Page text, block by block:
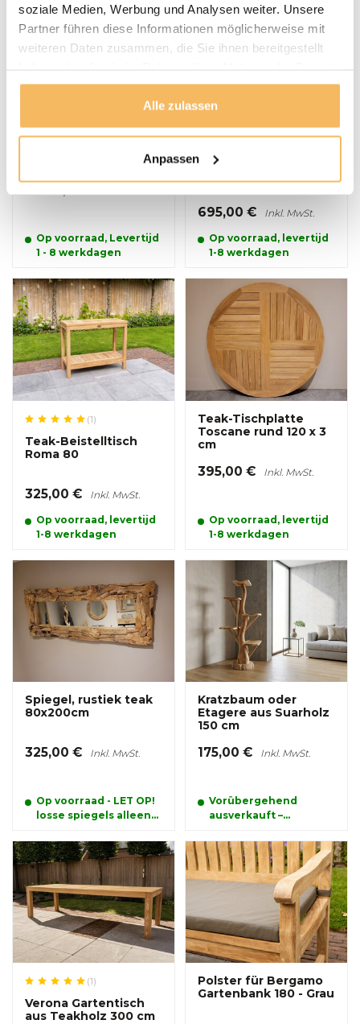
soziale Medien, Werbung und Analysen weiter. Unsere
Partner führen diese Informationen möglicherweise mit
weiteren Daten zusammen, die Sie ihnen bereitgestellt
gesammelt haben.
Alle zulassen
Anpassen
product.
Suar-Baumstamm-
Op voorraad, Levertijd
1 - 8 werkdagen
(1)
Gartentisch Verona
cm
695,00 € Inkl. MwSt.
Op voorraad, levertijd
1-8 werkdagen
(1)
Teak-Beistelltisch
Roma 80
325,00 € Inkl. MwSt.
Op voorraad, levertijd
1-8 werkdagen
Teak-Tischplatte
Toscane rund 120 x 3
cm
395,00 € Inkl. MwSt.
Op voorraad, levertijd
1-8 werkdagen
Spiegel, rustiek teak
80x200cm
325,00 € Inkl. MwSt.
Op voorraad - LET OP!
losse spiegels alleen
Kratzbaum oder
Etagere aus Suarholz
150 cm
175,00 € Inkl. MwSt.
Vorübergehend
ausverkauft –
reservieren Sie Ihr
Produkt schon jetzt
(1)
Verona Gartentisch
aus Teakholz 300 cm
Polster für Bergamo
Gartenbank 180 - Grau